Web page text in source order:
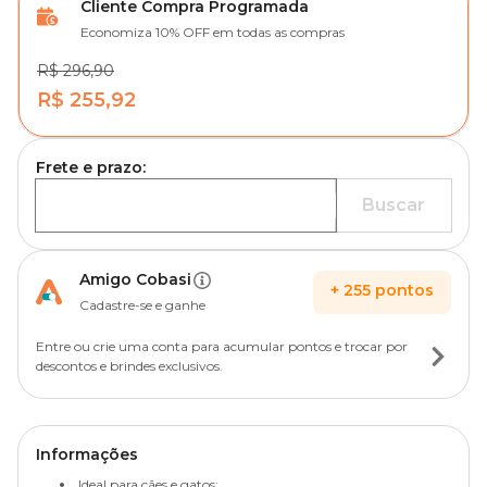
Cliente Compra Programada
Economiza 10% OFF em todas as compras
R$ 296,90
R$ 255,92
Frete e prazo:
Buscar
Amigo Cobasi
Cadastre-se e ganhe
+ 255 pontos
Entre ou crie uma conta para acumular pontos e trocar por
descontos e brindes exclusivos.
Informações